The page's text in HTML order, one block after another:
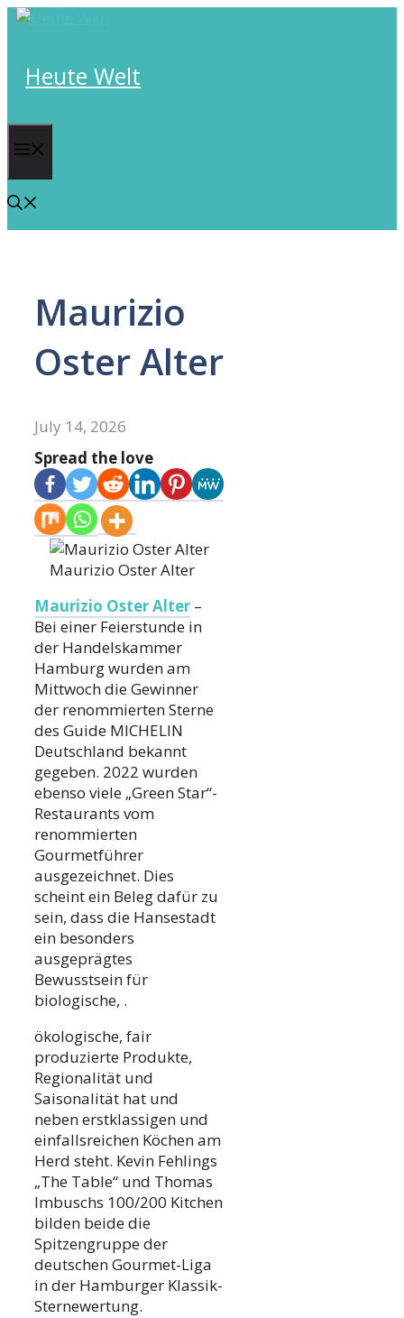
Skip
Heute Welt
Maurizio
Oster Alter
July 14, 2026
Spread the love
Maurizio Oster Alter
Maurizio Oster Alter –
Bei einer Feierstunde in
der Handelskammer
Hamburg wurden am
Mittwoch die Gewinner
der renommierten Sterne
des Guide MICHELIN
Deutschland bekannt
gegeben. 2022 wurden
ebenso viele „Green Star“-
Restaurants vom
renommierten
Gourmetführer
ausgezeichnet. Dies
scheint ein Beleg dafür zu
sein, dass die Hansestadt
ein besonders
ausgeprägtes
Bewusstsein für
biologische, .
ökologische, fair
produzierte Produkte,
Regionalität und
Saisonalität hat und
neben erstklassigen und
einfallsreichen Köchen am
Herd steht. Kevin Fehlings
„The Table“ und Thomas
Imbuschs 100/200 Kitchen
bilden beide die
Spitzengruppe der
deutschen Gourmet-Liga
in der Hamburger Klassik-
Sternewertung.